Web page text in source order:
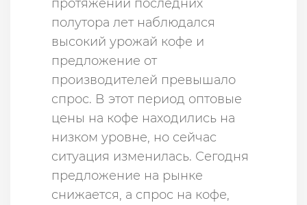
протяжении последних
полутора лет наблюдался
высокий урожай кофе и
предложение от
производителей превышало
спрос. В этот период оптовые
цены на кофе находились на
низком уровне, но сейчас
ситуация изменилась. Сегодня
предложение на рынке
снижается, а спрос на кофе,